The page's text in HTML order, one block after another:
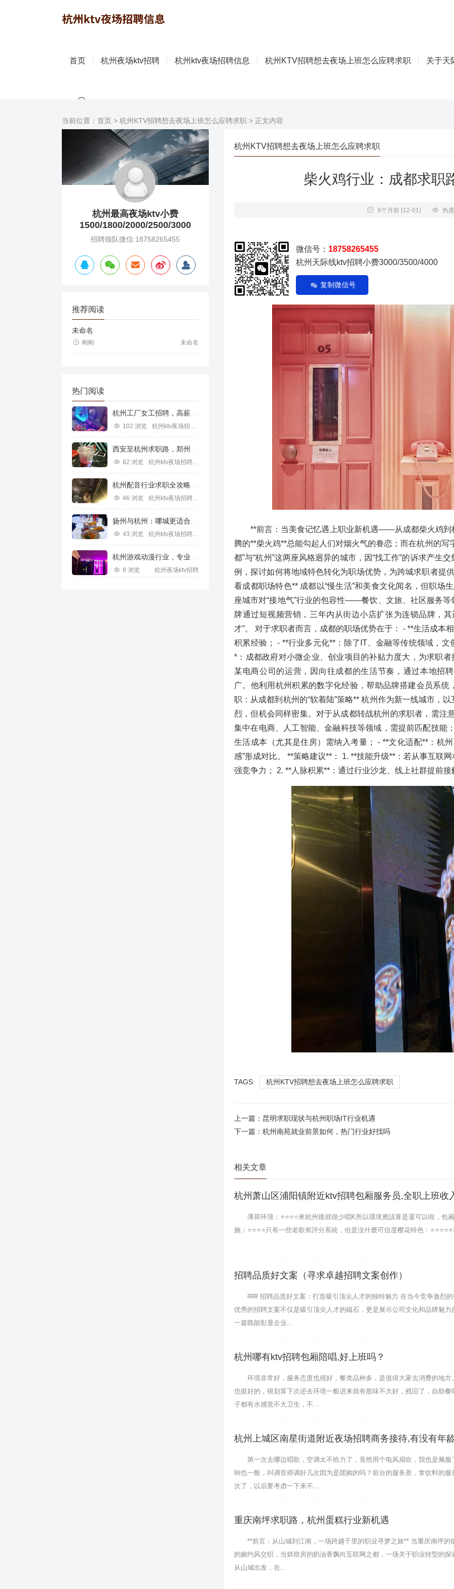
首页 杭州夜场ktv招聘 杭州ktv夜场招聘信息 杭州KTV招聘想去夜场上班怎么应聘求职 关于天
当前位置： 首页 > 杭州KTV招聘想去夜场上班怎么应聘求职 > 正文内容
杭州最高夜场ktv小费
1500/1800/2000/2500/3000
招聘领队微信:18758265455
推荐阅读
未命名
刚刚 未命名
热门阅读
102 浏览 杭州ktv夜场招聘信息
82 浏览 杭州ktv夜场招聘信息
46 浏览 杭州ktv夜场招聘信息
43 浏览 杭州ktv夜场招聘信息
8 浏览 杭州夜场ktv招聘
杭州KTV招聘想去夜场上班怎么应聘求职
柴火鸡行业：成都求职
8个月前 (12-01) 热
微信号： 18758265455
杭州天际线ktv招聘小费3000/3500/4000
复制微信号
**前言：当美食记忆遇上职业新机遇——从成都柴火鸡到
腾的**柴火鸡**总能勾起人们对烟火气的眷恋；而在杭州的
都”与“杭州”这两座风格迥异的城市，因“找工作”的诉求产生
例，探讨如何将地域特色转化为职场优势，为跨城求职者提
看成都职场特色** 成都以“慢生活”和美食文化闻名，但职场
座城市对“接地气”行业的包容性——餐饮、文旅、社区服务
牌通过短视频营销，三年内从街边小店扩张为连锁品牌，
才”。 对于求职者而言，成都的职场优势在于： - **生活成本
积累经验； - **行业多元化**：除了IT、金融等传统领域，
*：成都政府对小微企业、创业项目的补贴力度大，为求职
某电商公司的运营，因向往成都的生活节奏，通过本地招
广。他利用杭州积累的数字化经验，帮助品牌搭建会员系
职：从成都到杭州的“软着陆”策略** 杭州作为新一线城市，
烈，但机会同样密集。对于从成都转战杭州的求职者，需注
集中在电商、人工智能、金融科技等领域，需提前匹配技能
生活成本（尤其是住房）需纳入考量； - **文化适配**：杭
感”形成对比。 **策略建议**： 1. **技能升级**：若从事互联
强竞争力； 2. **人脉积累**：通过行业沙龙、线上社群提前
TAGS: 杭州KTV招聘想去夜场上班怎么应聘求职
上一篇： 昆明求职现状与杭州职场IT行业机遇
下一篇： 杭州南苑就业前景如何，热门行业好找吗
相关文章
杭州萧山区浦阳镇附近ktv招聘包厢服务员,全职上班收
薄荷环境：⭐️⭐️⭐️⭐️來杭州後就很少唱K所以環境應該算是還可以啦，包
施：⭐️⭐️⭐️⭐️只有一些老歌有評分系統，但是沒什麼可信度樱花特色：
招聘品质好文案（寻求卓越招聘文案创作）
### 招聘品质好文案：打造吸引顶尖人才的独特魅力 在当今竞争激烈的
优秀的招聘文案不仅是吸引顶尖人才的磁石，更是展示公司文化和品牌魅力
一篇既能彰显企业...
杭州哪有ktv招聘包厢陪唱,好上班吗？
环境非常好，服务态度也很好，餐类品种多，是值得大家去消费的地方
也挺好的，很划算下次还去环境一般进来就有股味不大好，残旧了，自助餐
子都有水感觉不大卫生，不...
杭州上城区南星街道附近夜场招聘商务接待,有没有年
第一次去哪边唱歌，空调太不给力了，竟然用个电风扇吹，我也是佩服
响也一般，叫调音师调好几次因为是团购的吗？前台的服务差，拿饮料的服
次了，以后要考虑一下来不...
重庆南坪求职路，杭州蛋糕行业新机遇
**前言：从山城到江南，一场跨越千里的职业寻梦之旅** 当重庆南坪的
的婉约风交织，当烘焙房的奶油香飘向互联网之都，一场关于职业转型的探
从山城出发，在...